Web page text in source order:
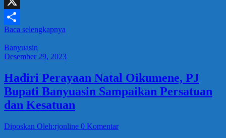
X
Share
Baca selengkapnya
Banyuasin
Desember 29, 2023
Hadiri Perayaan Natal Oikumene, PJ
Bupati Banyuasin Sampaikan Persatuan
dan Kesatuan
Diposkan Oleh:rjonline 0 Komentar